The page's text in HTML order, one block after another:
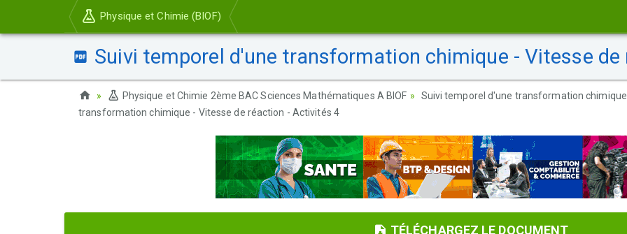
Physique et Chimie (BIOF)
Suivi temporel d'une transformation chimique - Vitesse
Physique et Chimie 2ème BAC Sciences Mathématiques A BIOF Suivi temporel d'une transformation
transformation chimique - Vitesse de réaction - Activités 4
TÉLÉCHARGEZ LE DOCUMENT